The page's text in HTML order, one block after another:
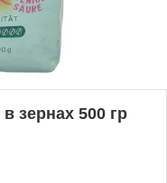
зернах 500 гр